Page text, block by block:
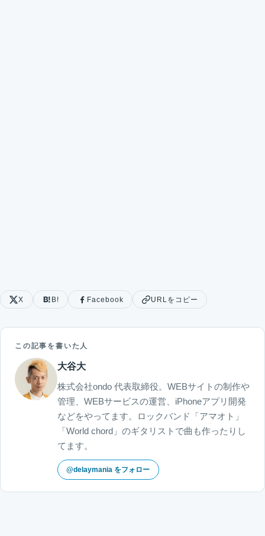
X B! Facebook URLをコピー
この記事を書いた人
大谷大
株式会社ondo 代表取締役。WEBサイトの制作や
管理、WEBサービスの運営、iPhoneアプリ開発
などをやってます。ロックバンド「アマオト」
「World chord」のギタリストで曲も作ったりし
てます。
@delaymania をフォロー